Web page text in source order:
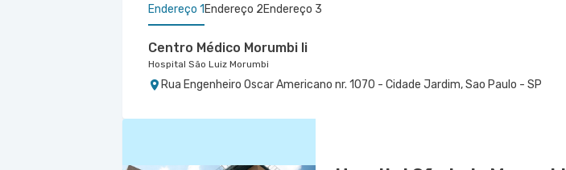
Endereço 1 Endereço 2Endereço 3
Centro Médico Morumbi Ii
Hospital São Luiz Morumbi
Rua Engenheiro Oscar Americano nr. 1070 - Cidade Jardim, Sao Paulo - SP
Hospital Santa Isabel
Hospital São Luiz Osasco